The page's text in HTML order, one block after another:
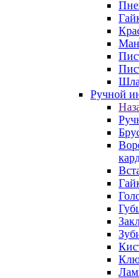
Ручной